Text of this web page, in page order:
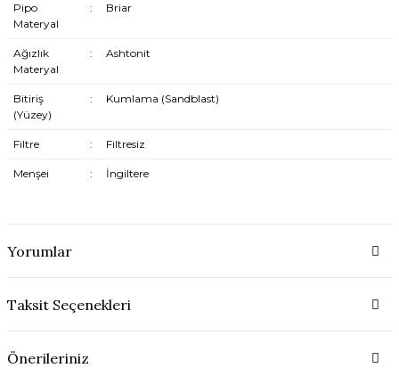
Pipo
Materyal
: Briar
Ağızlık
Materyal
: Ashtonit
Bitiriş
(Yüzey)
: Kumlama (Sandblast)
Filtre : Filtresiz
Menşei : İngiltere
Yorumlar
Taksit Seçenekleri
Önerileriniz